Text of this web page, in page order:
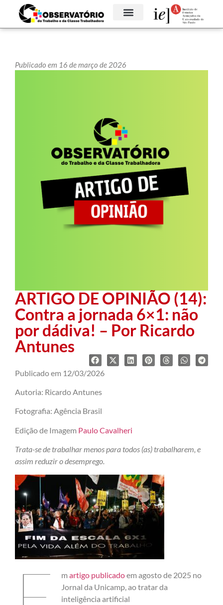
Publicado em 16 de março de 2026
ARTIGO DE OPINIÃO (14):
Contra a jornada 6×1: não
por dádiva! – Por Ricardo
Antunes
Publicado em 12/03/2026
Autoria: Ricardo Antunes
Fotografia: Agência Brasil
Edição de Imagem Paulo Cavalheri
Trata-se de trabalhar menos para todos (as) trabalharem, e
assim reduzir o desemprego.
martigo publicadoem agosto de 2025 no
Jornal da Unicamp, ao tratar da
inteligência artificial